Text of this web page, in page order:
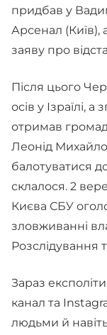
придбав у
Арсенал (Київ),
заяву про
Після цього
осів у Ізраїлі,
отримав
Леонід
балотуватися
склалося. 2
Києва СБУ
зловживанні
Розслідування
Зараз
канал та
людьми й